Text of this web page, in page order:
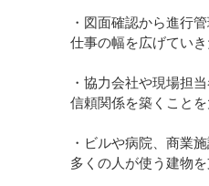
・図面確認から進行
仕事の幅を広げてい
・協力会社や現場担
信頼関係を築くことを
・ビルや病院、商業施
多くの人が使う建物